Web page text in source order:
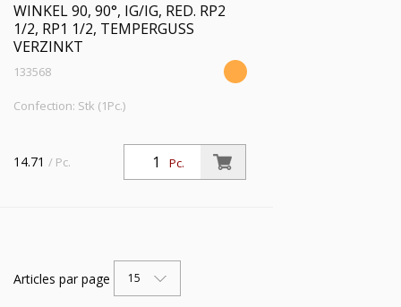
WINKEL 90, 90°, IG/IG, RED. RP2
1/2, RP1 1/2, TEMPERGUSS
VERZINKT
133568
Confection: Stk (1Pc.)
Pc.
14.71 / Pc.
Articles par page 15